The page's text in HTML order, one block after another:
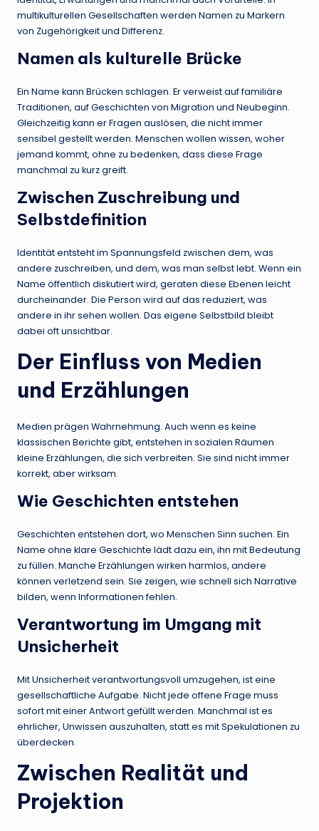
multikulturellen Gesellschaften werden Namen zu Markern
von Zugehörigkeit und Differenz.
Namen als kulturelle Brücke
Ein Name kann Brücken schlagen. Er verweist auf familiäre
Traditionen, auf Geschichten von Migration und Neubeginn.
Gleichzeitig kann er Fragen auslösen, die nicht immer
sensibel gestellt werden. Menschen wollen wissen, woher
jemand kommt, ohne zu bedenken, dass diese Frage
manchmal zu kurz greift.
Zwischen Zuschreibung und
Selbstdefinition
Identität entsteht im Spannungsfeld zwischen dem, was
andere zuschreiben, und dem, was man selbst lebt. Wenn ein
Name öffentlich diskutiert wird, geraten diese Ebenen leicht
durcheinander. Die Person wird auf das reduziert, was
andere in ihr sehen wollen. Das eigene Selbstbild bleibt
dabei oft unsichtbar.
Der Einfluss von Medien
und Erzählungen
Medien prägen Wahrnehmung. Auch wenn es keine
klassischen Berichte gibt, entstehen in sozialen Räumen
kleine Erzählungen, die sich verbreiten. Sie sind nicht immer
korrekt, aber wirksam.
Wie Geschichten entstehen
Geschichten entstehen dort, wo Menschen Sinn suchen. Ein
Name ohne klare Geschichte lädt dazu ein, ihn mit Bedeutung
zu füllen. Manche Erzählungen wirken harmlos, andere
können verletzend sein. Sie zeigen, wie schnell sich Narrative
bilden, wenn Informationen fehlen.
Verantwortung im Umgang mit
Unsicherheit
Mit Unsicherheit verantwortungsvoll umzugehen, ist eine
gesellschaftliche Aufgabe. Nicht jede offene Frage muss
sofort mit einer Antwort gefüllt werden. Manchmal ist es
ehrlicher, Unwissen auszuhalten, statt es mit Spekulationen zu
überdecken.
Zwischen Realität und
Projektion